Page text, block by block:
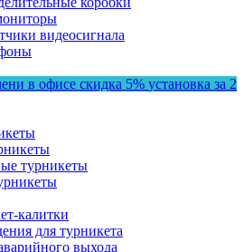
видеосигнала
в офисе скидка 5% установка за 2
турникеты
калитки
для турникета
выхода